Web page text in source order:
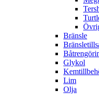
Bränsle
Glykol
Lim
Olja